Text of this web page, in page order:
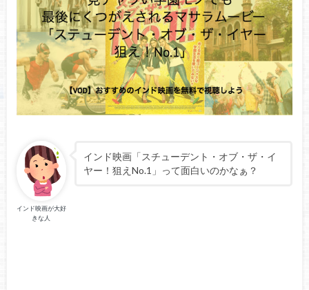
インド映画が大好
きな人
インド映画「スチューデント・オブ・ザ・イ
ヤー！狙えNo.1」って面白いのかなぁ？